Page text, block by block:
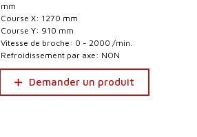
mm
Course X: 1270 mm
Course Y: 910 mm
Vitesse de broche: 0 - 2000 /min.
Refroidissement par axe: NON
Demander un produit